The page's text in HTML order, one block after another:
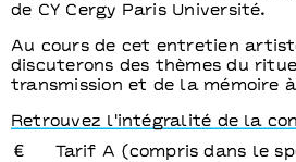
de CY Cergy Paris Université.
Au cours de cet entretien
discuterons des thèmes du
transmission et de la mémoire
Retrouvez l'intégralité de la
Tarif A (compris dans le